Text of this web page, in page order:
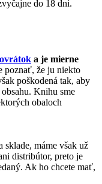
do 18 dní.
a je mierne
poznať, že ju niekto
poškodená tak, aby
Knihu sme
obaloch
sklade, máme však už
distribútor, preto je
Ak ho chcete mať,